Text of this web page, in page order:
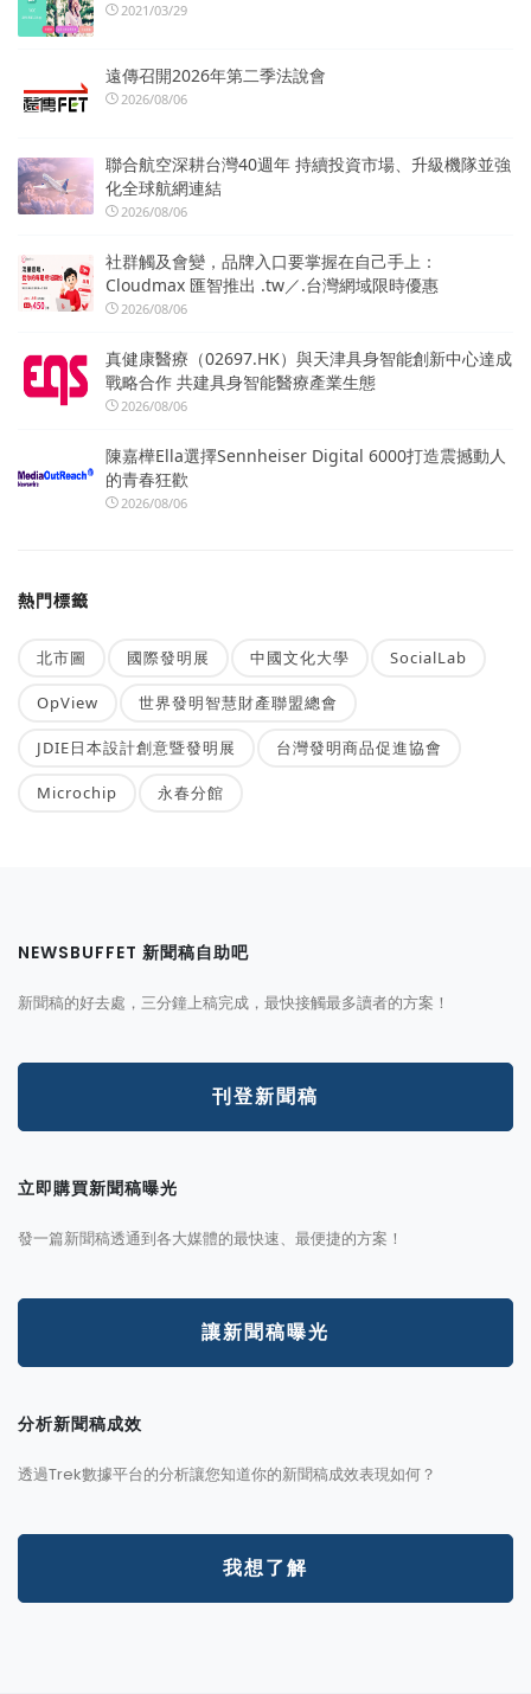
2021/03/29
遠傳召開2026年第二季法說會
2026/08/06
聯合航空深耕台灣40週年 持續投資市場、升級機隊並強
化全球航網連結
2026/08/06
社群觸及會變，品牌入口要掌握在自己手上：
Cloudmax 匯智推出 .tw／.台灣網域限時優惠
2026/08/06
真健康醫療（02697.HK）與天津具身智能創新中心達成
戰略合作 共建具身智能醫療產業生態
2026/08/06
陳嘉樺Ella選擇Sennheiser Digital 6000打造震撼動人
的青春狂歡
2026/08/06
熱門標籤
北市圖 國際發明展 中國文化大學 SocialLab
OpView 世界發明智慧財產聯盟總會
JDIE日本設計創意暨發明展 台灣發明商品促進協會
Microchip 永春分館
NEWSBUFFET 新聞稿自助吧
新聞稿的好去處，三分鐘上稿完成，最快接觸最多讀者的方案！
刊登新聞稿
立即購買新聞稿曝光
發一篇新聞稿透通到各大媒體的最快速、最便捷的方案！
讓新聞稿曝光
分析新聞稿成效
透過Trek數據平台的分析讓您知道你的新聞稿成效表現如何？
我想了解